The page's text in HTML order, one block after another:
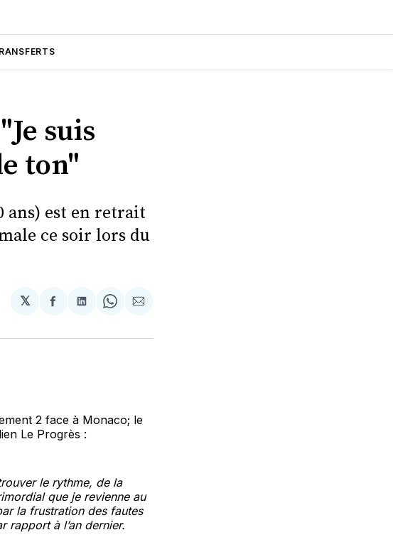
suis
ton"
ans) est en retrait
ce soir lors du
𝕏
Partager
Facebook
Partager
LinkedIn
Share
WhatsApp
Partager
Courriel
2 face à Monaco; le
Le Progrès :
le rythme, de la
que je revienne au
la frustration des fautes
rapport à l’an dernier.